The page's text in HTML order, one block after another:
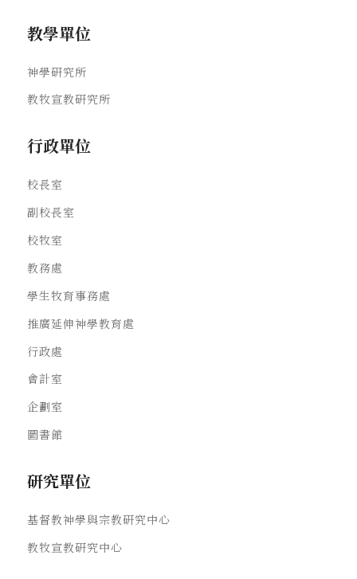
教學單位
神學研究所
教牧宣教研究所
行政單位
校長室
副校長室
校牧室
教務處
學生牧育事務處
推廣延伸神學教育處
行政處
會計室
企劃室
圖書館
研究單位
基督教神學與宗教研究中心
教牧宣教研究中心